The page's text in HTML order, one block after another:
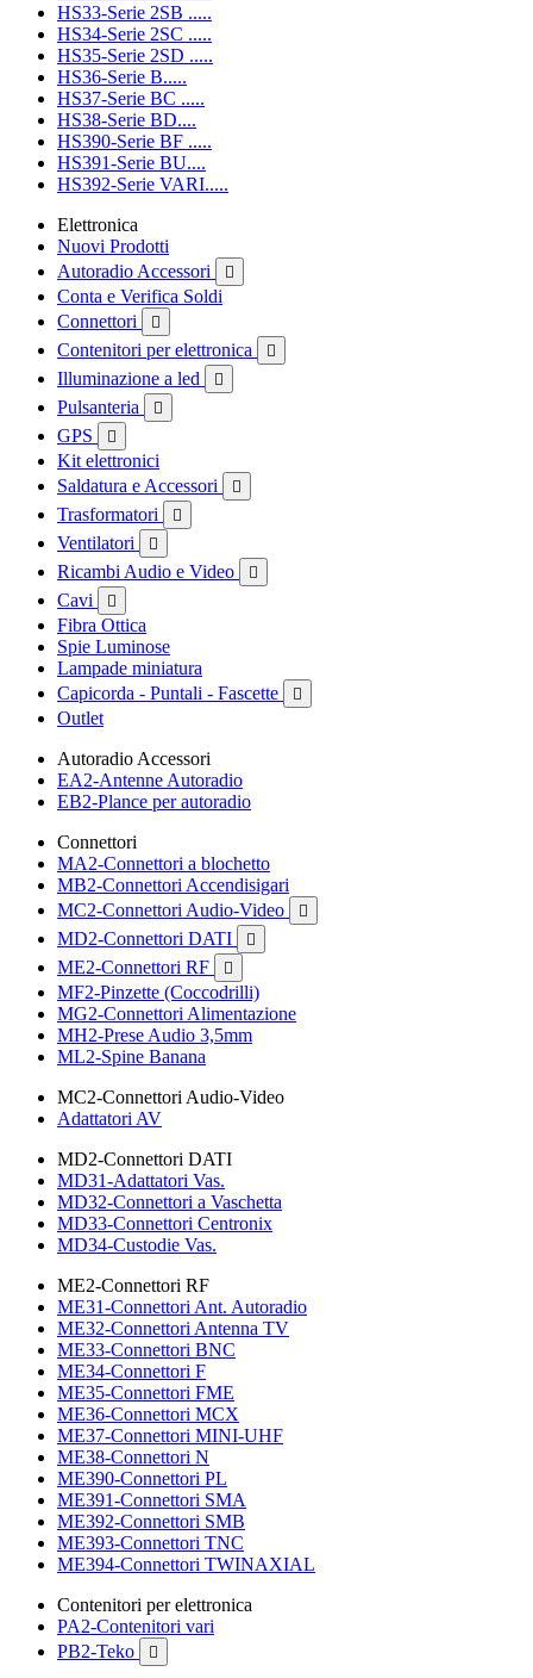
HS33-Serie 2SB .....
HS34-Serie 2SC .....
HS35-Serie 2SD .....
HS36-Serie B.....
HS37-Serie BC .....
HS38-Serie BD....
HS390-Serie BF .....
HS391-Serie BU....
HS392-Serie VARI.....
Elettronica
Nuovi Prodotti
Autoradio Accessori

Conta e Verifica Soldi
Connettori

Contenitori per elettronica 
Illuminazione a led 
Pulsanteria 
GPS 
Kit elettronici
Saldatura e Accessori

Trasformatori 
Ventilatori 
Ricambi Audio e Video 
Cavi 
Fibra Ottica
Spie Luminose
Lampade miniatura
Capicorda - Puntali - Fascette

Outlet
Autoradio Accessori
EA2-Antenne Autoradio
EB2-Plance per autoradio
Connettori
MA2-Connettori a blochetto
MB2-Connettori Accendisigari
MC2-Connettori Audio-Video

MD2-Connettori DATI 
ME2-Connettori RF 
MF2-Pinzette (Coccodrilli)
MG2-Connettori Alimentazione
MH2-Prese Audio 3,5mm
ML2-Spine Banana
MC2-Connettori Audio-Video
Adattatori AV
MD2-Connettori DATI
MD31-Adattatori Vas.
MD32-Connettori a Vaschetta
MD33-Connettori Centronix
MD34-Custodie Vas.
ME2-Connettori RF
ME31-Connettori Ant. Autoradio
ME32-Connettori Antenna TV
ME33-Connettori BNC
ME34-Connettori F
ME35-Connettori FME
ME36-Connettori MCX
ME37-Connettori MINI-UHF
ME38-Connettori N
ME390-Connettori PL
ME391-Connettori SMA
ME392-Connettori SMB
ME393-Connettori TNC
ME394-Connettori TWINAXIAL
Contenitori per elettronica
PA2-Contenitori vari
PB2-Teko
